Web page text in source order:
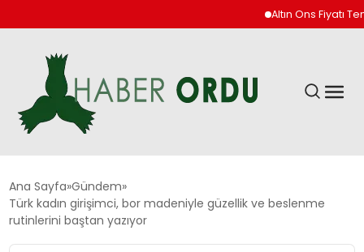
Altın Ons Fiyatı
GÜNDEM
DÜNYA
Ana Sayfa Gündem
Türk kadın girişimci, bor madeniyle güzellik ve beslenme
rutinlerini baştan yazıyor